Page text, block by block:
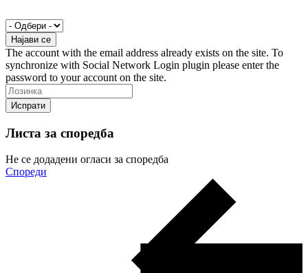
The account with the email address already exists on the site. To
synchronize with Social Network Login plugin please enter the
password to your account on the site.
Листа за споредба
Не се додадени огласи за споредба
Спореди